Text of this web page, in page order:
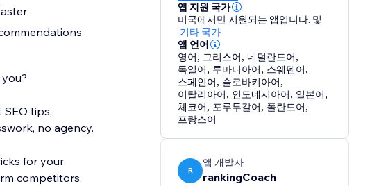
tips,
no agency.
for your
competitors.
앱 지원 국가
미국에서만 지원되는 앱입니다. 및
기타 국가
앱 언어
영어, 그리스어, 네덜란드어,
독일어, 루마니아어, 스웨덴어,
스페인어, 슬로바키아어,
이탈리아어, 인도네시아어, 일본어,
체코어, 포루투갈어, 폴란드어,
프랑스어
R
앱 개발자
rankingCoach